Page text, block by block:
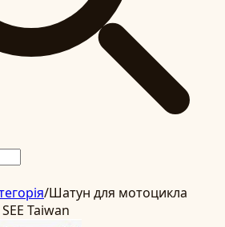
/Шатун для мотоцикла
Taiwan